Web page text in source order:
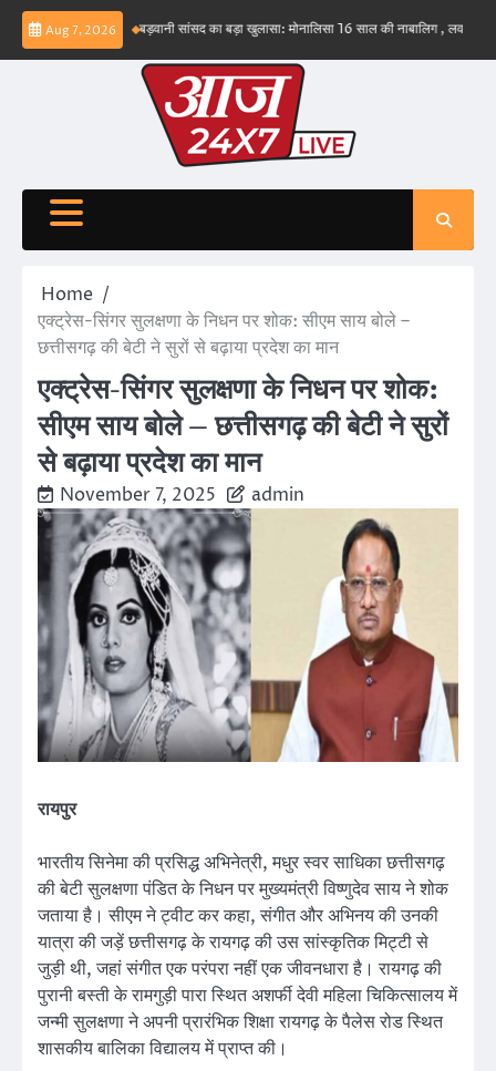
Skip
content
Aug 7, 2026
नहीं – ईरान बड़वानी सांसद का बड़ा खुलासा: मोनालिसा 16 साल की नाबालिग , लव जिहाद के
Home
एक्ट्रेस-सिंगर सुलक्षणा के निधन पर शोक: सीएम साय बोले –
छत्तीसगढ़ की बेटी ने सुरों से बढ़ाया प्रदेश का मान
एक्ट्रेस-सिंगर सुलक्षणा के निधन पर शोक:
सीएम साय बोले – छत्तीसगढ़ की बेटी ने सुरों
से बढ़ाया प्रदेश का मान
November 7, 2025 admin
रायपुर
भारतीय सिनेमा की प्रसिद्ध अभिनेत्री, मधुर स्वर साधिका छत्तीसगढ़
की बेटी सुलक्षणा पंडित के निधन पर मुख्यमंत्री विष्णुदेव साय ने शोक
जताया है। सीएम ने ट्वीट कर कहा, संगीत और अभिनय की उनकी
यात्रा की जड़ें छत्तीसगढ़ के रायगढ़ की उस सांस्कृतिक मिट्टी से
जुड़ी थी, जहां संगीत एक परंपरा नहीं एक जीवनधारा है। रायगढ़ की
पुरानी बस्ती के रामगुड़ी पारा स्थित अशर्फी देवी महिला चिकित्सालय में
जन्मी सुलक्षणा ने अपनी प्रारंभिक शिक्षा रायगढ़ के पैलेस रोड स्थित
शासकीय बालिका विद्यालय में प्राप्त की।